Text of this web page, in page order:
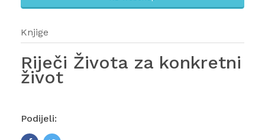
Knjige
Riječi Života za konkretni
život
Podijeli: